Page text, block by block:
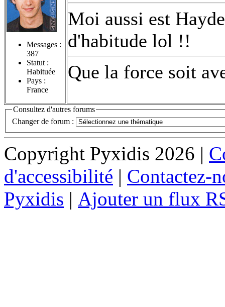
Messages :
387
Statut :
Habituée
Pays :
France
Moi aussi est
d'habitude lol !!
Que la force soit
Consultez d'autres forums
Changer de forum :
Copyright Pyxidis 2026 |
d'accessibilité | Contactez-
Pyxidis | Ajouter un flux